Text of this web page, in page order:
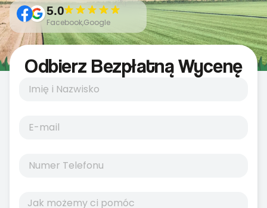
5.0
Facebook,Google
Odbierz Bezpłatną Wycenę